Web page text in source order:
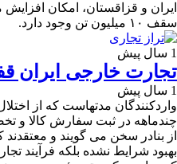
ایران و قزاقستان، امکان افزایش
سقف ۱۰ میلیون تن وجود دارد.
1 سال پیش
تجارت خارجی ایران
1 سال پیش
واردکنندگان مدتهاست که از
چندماهه در ثبت سفارش کالا و
از بنادر سخن می گویند و
بهبود شرایط نشده بلکه فرآیند